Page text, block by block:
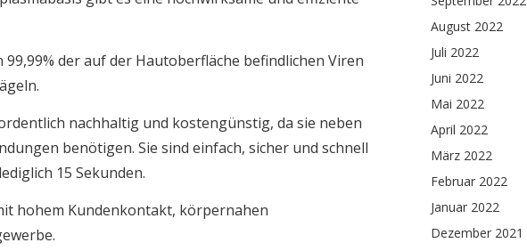
der auf der Hautoberfläche befindlichen Viren
nachhaltig und kostengünstig, da sie neben
benötigen. Sie sind einfach, sicher und schnell
15 Sekunden.
hohem Kundenkontakt, körpernahen
August 2022
Juli 2022
Juni 2022
Mai 2022
April 2022
März 2022
Februar 2022
Januar 2022
Dezember 2021